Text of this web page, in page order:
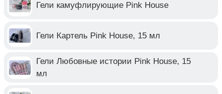
Гели камуфлирующие Pink House
Гели Картель Pink House, 15 мл
Гели Любовные истории Pink House, 15
мл